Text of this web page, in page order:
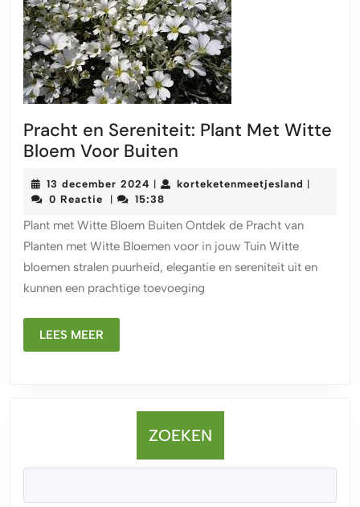
Pracht en Sereniteit: Plant Met Witte
Bloem Voor Buiten
Sereniteit:
Met
Witte
Bloem
Voor
13 december 2024 13
december
| korteketenmeetjesland |
0 Reactie | 15:38
Plant met Witte Bloem Buiten Ontdek de Pracht van
Planten met Witte Bloemen voor in jouw Tuin Witte
bloemen stralen puurheid, elegantie en sereniteit uit en
kunnen een prachtige toevoeging
LEES MEER
MEER
ZOEKEN